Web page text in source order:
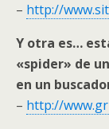
– http://
Y otra es…
«spider» de
en un
– http://